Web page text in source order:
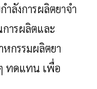
าลังการผลิตยาจํา
ารผลิตและ
หกรรมผลิตยา
ทดแทน เพื่อ